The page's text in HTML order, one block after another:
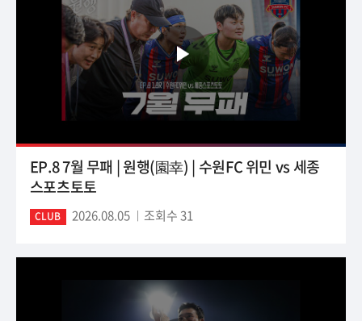
EP.8 7월 무패 | 원행(園幸) | 수원FC 위민 vs 세종
스포츠토토
CLUB 2026.08.05 조회수 31